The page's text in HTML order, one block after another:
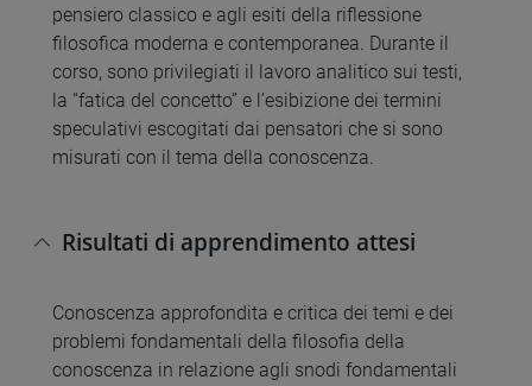
pensiero classico e agli esiti della riflessione
filosofica moderna e contemporanea. Durante il
corso, sono privilegiati il lavoro analitico sui testi,
la “fatica del concetto” e l’esibizione dei termini
speculativi escogitati dai pensatori che si sono
misurati con il tema della conoscenza.
Risultati di apprendimento attesi
Conoscenza approfondita e critica dei temi e dei
problemi fondamentali della filosofia della
conoscenza in relazione agli snodi fondamentali